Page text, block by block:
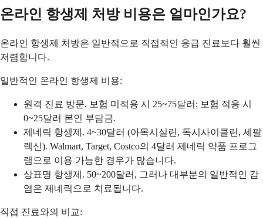
온라인 항생제 처방 비용은 얼마인가요?
온라인 항생제 처방은 일반적으로 직접적인 응급 진료보다 훨씬
저렴합니다.
일반적인 온라인 항생제 비용:
원격 진료 방문. 보험 미적용 시 25~75달러; 보험 적용 시
0~25달러 본인 부담금.
제네릭 항생제. 4~30달러 (아목시실린, 독시사이클린, 세팔
렉신). Walmart, Target, Costco의 4달러 제네릭 약품 프로그
램으로 이용 가능한 경우가 많습니다.
상표명 항생제. 50~200달러, 그러나 대부분의 일반적인 감
염은 제네릭으로 치료됩니다.
직접 진료와의 비교: